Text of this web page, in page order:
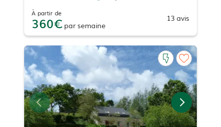
À partir de
360 par semaine
13 avis